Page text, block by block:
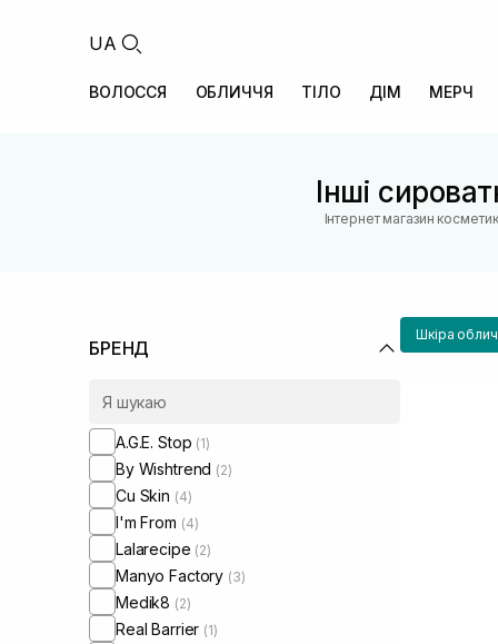
UA
ВОЛОССЯ ОБЛИЧЧЯ ТІЛО ДІМ МЕРЧ
Інші
Інтернет магазин
БРЕНД
A.G.E. Stop (1)
By Wishtrend (2)
Cu Skin (4)
I'm From (4)
Lalarecipe (2)
Manyo Factory (3)
Medik8 (2)
Real Barrier (1)
Шкіра